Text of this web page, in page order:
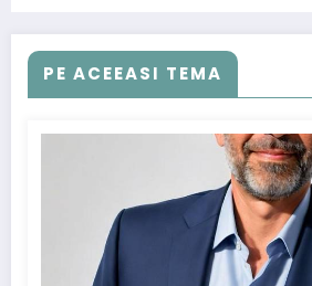
PE ACEEASI TEMA